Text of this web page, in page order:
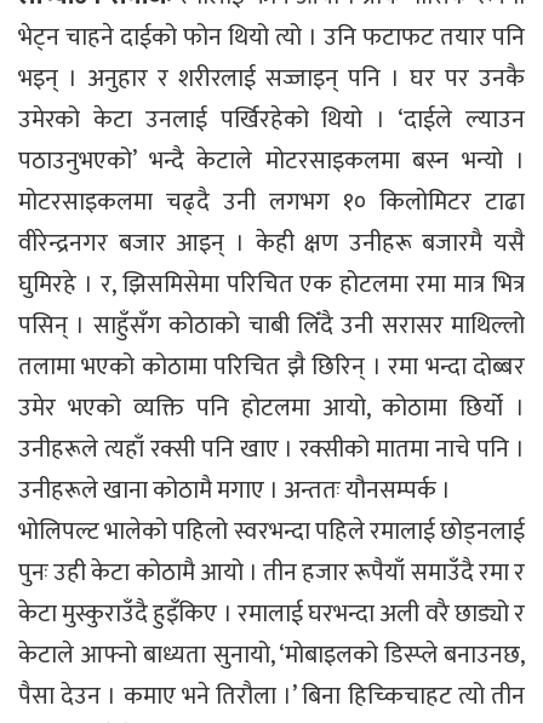
भेट्न चाहने दाईको फोन थियो त्यो । उनि फटाफट तयार पनि
भइन् । अनुहार र शरीरलाई सज्जाइन् पनि । घर पर उनकै
उमेरको केटा उनलाई पर्खिरहेको थियो । ‘दाईले ल्याउन
पठाउनुभएको’ भन्दै केटाले मोटरसाइकलमा बस्न भन्यो ।
मोटरसाइकलमा चढ्दै उनी लगभग १० किलोमिटर टाढा
वीरेन्द्रनगर बजार आइन् । केही क्षण उनीहरू बजारमै यसै
घुमिरहे । र, झिसमिसेमा परिचित एक होटलमा रमा मात्र भित्र
पसिन् । साहुँसँग कोठाको चाबी लिँदै उनी सरासर माथिल्लो
तलामा भएको कोठामा परिचित झै छिरिन् । रमा भन्दा दोब्बर
उमेर भएको व्यक्ति पनि होटलमा आयो, कोठामा छिर्यो ।
उनीहरूले त्यहाँ रक्सी पनि खाए । रक्सीको मातमा नाचे पनि ।
उनीहरूले खाना कोठामै मगाए । अन्ततः यौनसम्पर्क ।
भोलिपल्ट भालेको पहिलो स्वरभन्दा पहिले रमालाई छोड्नलाई
पुनः उही केटा कोठामै आयो । तीन हजार रूपैयाँ समाउँदै रमा र
केटा मुस्कुराउँदै हुइँकिए । रमालाई घरभन्दा अली वरै छाड्यो र
केटाले आफ्नो बाध्यता सुनायो, ‘मोबाइलको डिस्प्ले बनाउनछ,
पैसा देउन । कमाए भने तिरौला ।’ बिना हिच्किचाहट त्यो तीन